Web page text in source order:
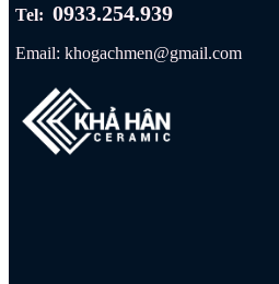
Tel:0933.254.939
Email: khogachmen@gmail.com